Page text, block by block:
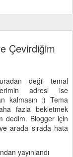
Çevirdiğim
değil temal
adresi ise
kalmasın :) Tema
fazla bekletmek
dedim. Blogger için
arada sırada hata
yayınlandı